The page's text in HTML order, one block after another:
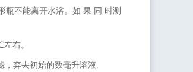
瓶不能离开水浴。如 果 同 时测
右。
，弃去初始的数毫升溶液.